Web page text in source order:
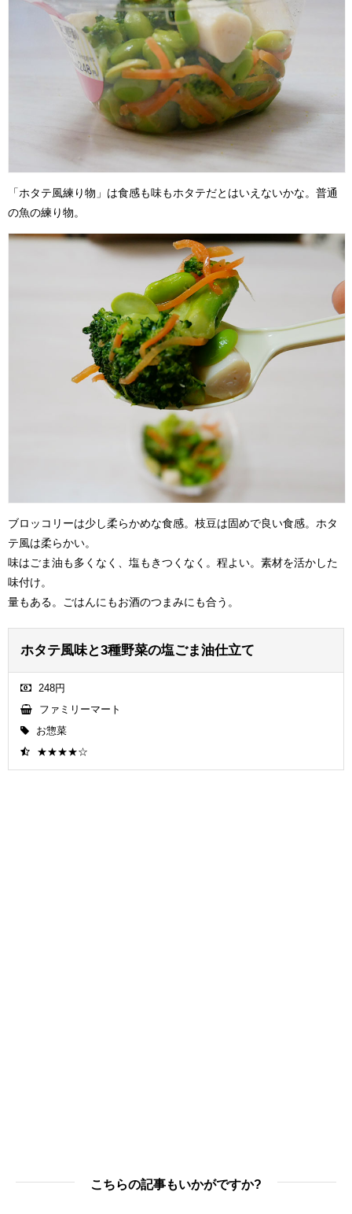
「ホタテ風練り物」は食感も味もホタテだとはいえないかな。普通
の魚の練り物。
ブロッコリーは少し柔らかめな食感。枝豆は固めで良い食感。ホタ
テ風は柔らかい。
味はごま油も多くなく、塩もきつくなく。程よい。素材を活かした
味付け。
量もある。ごはんにもお酒のつまみにも合う。
ホタテ風味と3種野菜の塩ごま油仕立て
248円
ファミリーマート
お惣菜
★★★★☆
こちらの記事もいかがですか?